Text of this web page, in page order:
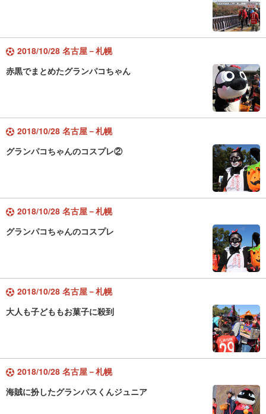
2018/10/28 名古屋－札幌
赤黒でまとめたグランパコちゃん
2018/10/28 名古屋－札幌
グランパコちゃんのコスプレ②
2018/10/28 名古屋－札幌
グランパコちゃんのコスプレ
2018/10/28 名古屋－札幌
大人も子どももお菓子に殺到
2018/10/28 名古屋－札幌
海賊に扮したグランパスくんジュニア